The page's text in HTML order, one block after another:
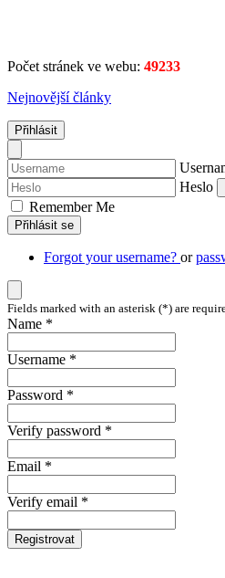
Počet stránek ve webu: 49233
Nejnovější články
Přihlásit
Heslo
Remember Me
Přihlásit se
Forgot your username? or
Fields marked with an asterisk (*) are
Name *
Username *
Password *
Verify password *
Email *
Verify email *
Registrovat